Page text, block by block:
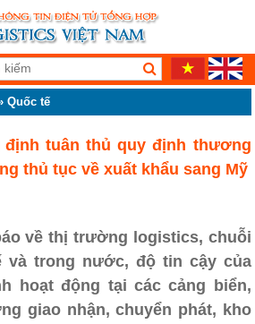
Quốc tế
định tuân thủ quy định thương
thủ tục về xuất khẩu sang Mỹ
về thị trường logistics, chuỗi
và trong nước, độ tin cậy của
hoạt động tại các cảng biển,
giao nhận, chuyển phát, kho